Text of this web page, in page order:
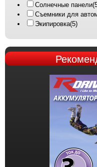
Солнечные панели
Съемники для
Экипировка(5)